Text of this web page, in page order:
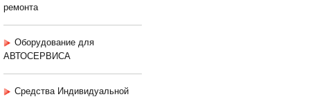
ремонта
Оборудование для
АВТОСЕРВИСА
Средства Индивидуальной